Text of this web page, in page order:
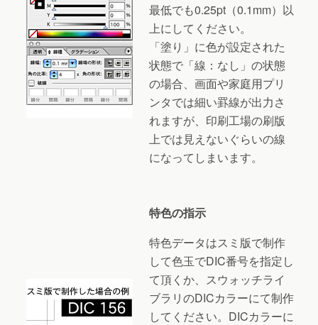
最低でも0.25pt（0.1mm）以
上にしてください。
「塗り」に色が設定された
状態で「線：なし」の状態
の場合、画面や家庭用プリ
ンタでは細い罫線が出力さ
れますが、印刷工場の刷版
上では見えないぐらいの線
になってしまいます。
特色の指示
特色データはスミ版で制作
して色玉でDIC番号を指定し
て頂くか、スウォッチライ
ブラリのDICカラーにて制作
してください。DICカラーに